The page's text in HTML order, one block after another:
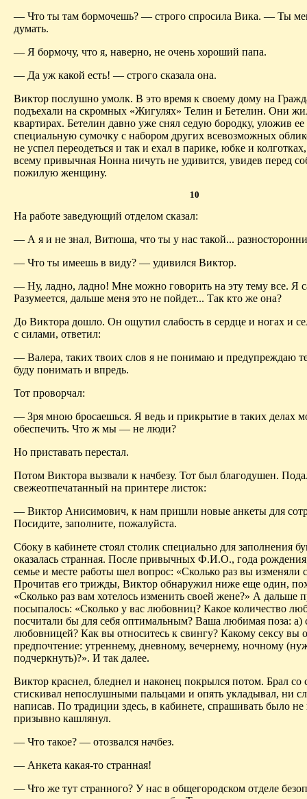
— Что ты там бормочешь? — строго спросила Вика. — Ты
думать.
— Я бормочу, что я, наверно, не очень хороший папа.
— Да уж какой есть! — строго сказала она.
Виктор послушно умолк. В это время к своему дому на
подъехали на скромных «Жигулях» Телин и Бетелин. Они
квартирах. Бетелин давно уже снял седую бородку, уложив ее
специальную сумочку с набором других всевозможных
не успел переодеться и так и ехал в парике, юбке и
всему привычная Нонна ничуть не удивится, увидев перед
пожилую женщину.
10
На работе заведующий отделом сказал:
— А я и не знал, Витюша, что ты у нас такой...
— Что ты имеешь в виду? — удивился Виктор.
— Ну, ладно, ладно! Мне можно говорить на эту тему все. Я
Разумеется, дальше меня это не пойдет... Так кто же она?
До Виктора дошло. Он ощутил слабость в сердце и ногах и
с силами, ответил:
— Валера, таких твоих слов я не понимаю и предупреждаю
буду понимать и впредь.
Тот проворчал:
— Зря мною бросаешься. Я ведь и прикрытие в таких делах
обеспечить. Что ж мы — не люди?
Но приставать перестал.
Потом Виктора вызвали к начбезу. Тот был благодушен.
свежеотпечатанный на принтере листок:
— Виктор Анисимович, к нам пришли новые анкеты для
Посидите, заполните, пожалуйста.
Сбоку в кабинете стоял столик специально для заполнения
оказалась странная. После привычных Ф.И.О., года
семье и месте работы шел вопрос: «Сколько раз вы изменяли
Прочитав его трижды, Виктор обнаружил ниже еще один,
«Сколько раз вам хотелось изменить своей жене?» А дальше
посыпалось: «Сколько у вас любовниц? Какое количество
посчитали бы для себя оптимальным? Ваша любимая поза: а)
любовницей? Как вы относитесь к свингу? Какому сексу вы
предпочтение: утреннему, дневному, вечернему, ночному
подчеркнуть)?». И так далее.
Виктор краснел, бледнел и наконец покрылся потом. Брал со
стискивал непослушными пальцами и опять укладывал, ни
написав. По традиции здесь, в кабинете, спрашивать было
призывно кашлянул.
— Что такое? — отозвался начбез.
— Анкета какая-то странная!
— Что же тут странного? У нас в общегородском отделе